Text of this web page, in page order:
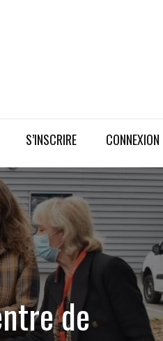
S’INSCRIRE CONNEXION
de